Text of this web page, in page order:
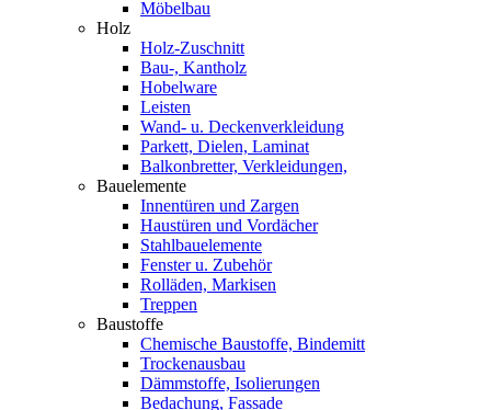
Möbelbau
Holz
Holz-Zuschnitt
Bau-, Kantholz
Hobelware
Leisten
Wand- u. Deckenverkleidung
Parkett, Dielen, Laminat
Balkonbretter, Verkleidungen,
Bauelemente
Innentüren und Zargen
Haustüren und Vordächer
Stahlbauelemente
Fenster u. Zubehör
Rolläden, Markisen
Treppen
Baustoffe
Chemische Baustoffe, Bindemitt
Trockenausbau
Dämmstoffe, Isolierungen
Bedachung, Fassade